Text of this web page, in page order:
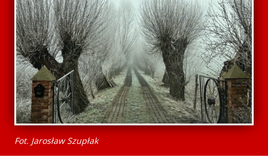
Fot. Jarosław Szupłak